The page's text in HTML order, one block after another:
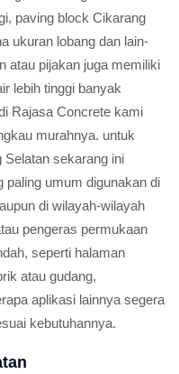
paving block Cikarang
ukuran lobang dan lain-
atau pijakan juga memiliki
lebih tinggi banyak
Rajasa Concrete kami
murahnya. untuk
sekarang ini
paling umum digunakan di
di wilayah-wilayah
pengeras permukaan
seperti halaman
atau gudang,
aplikasi lainnya segera
kebutuhannya.